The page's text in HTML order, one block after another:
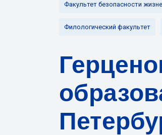
Факультет безопасности
Филологический факультет